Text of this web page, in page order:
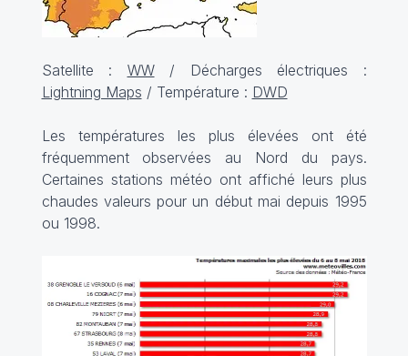
Satellite : WW/ Décharges électriques :
Lightning Maps / Température : DWD
Les températures les plus élevées ont été
fréquemment observées au Nord du pays.
Certaines stations météo ont affiché leurs plus
chaudes valeurs pour un début mai depuis 1995
ou 1998.